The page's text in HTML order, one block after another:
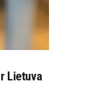
Lietuva